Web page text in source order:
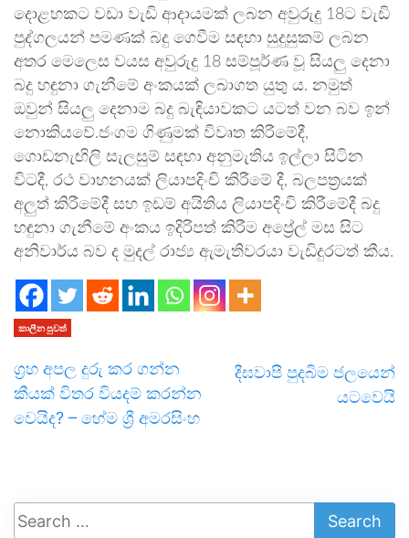
දොළහකට වඩා වැඩි ආදායමක් ලබන අවුරුදු 18ට වැඩි
පුද්ගලයන් පමණක් බදු ගෙවීම සඳහා සුදුසුකම් ලබන
අතර මෙලෙස වයස අවුරුදු 18 සම්පූර්ණ වූ සියලු දෙනා
බදු හඳුනා ගැනීමේ අංකයක් ලබාගත යුතු ය. නමුත්
ඔවුන් සියලු දෙනාම බදු බැඳියාවකට යටත් වන බව ඉන්
නොකියවේ.ජංගම ගිණුමක් විවෘත කිරීමේදී,
ගොඩනැඟිලි සැලසුම් සඳහා අනුමැතිය ඉල්ලා සිටින
විටදී, රථ වාහනයක් ලියාපදිංචි කිරීමේ දී, බලපත්‍රයක්
අලුත් කිරීමේදී සහ ඉඩම් අයිතිය ලියාපදිංචි කිරීමේදී බදු
හඳුනා ගැනීමේ අංකය ඉදිරිපත් කිරීම අප්‍රේල් මස සිට
අනිවාර්ය බව ද මුදල් රාජ්‍ය ඇමැතිවරයා වැඩිදුරටත් කීය.
කාලීන පුවත්
ග්‍රහ අපල දුරු කර ගන්න
කීයක් විතර වියදම් කරන්න
වෙයිද? – හේම ශ්‍රී අමරසිංහ
දීඝවාපී පුදබිම ජලයෙන්
යටවෙයි